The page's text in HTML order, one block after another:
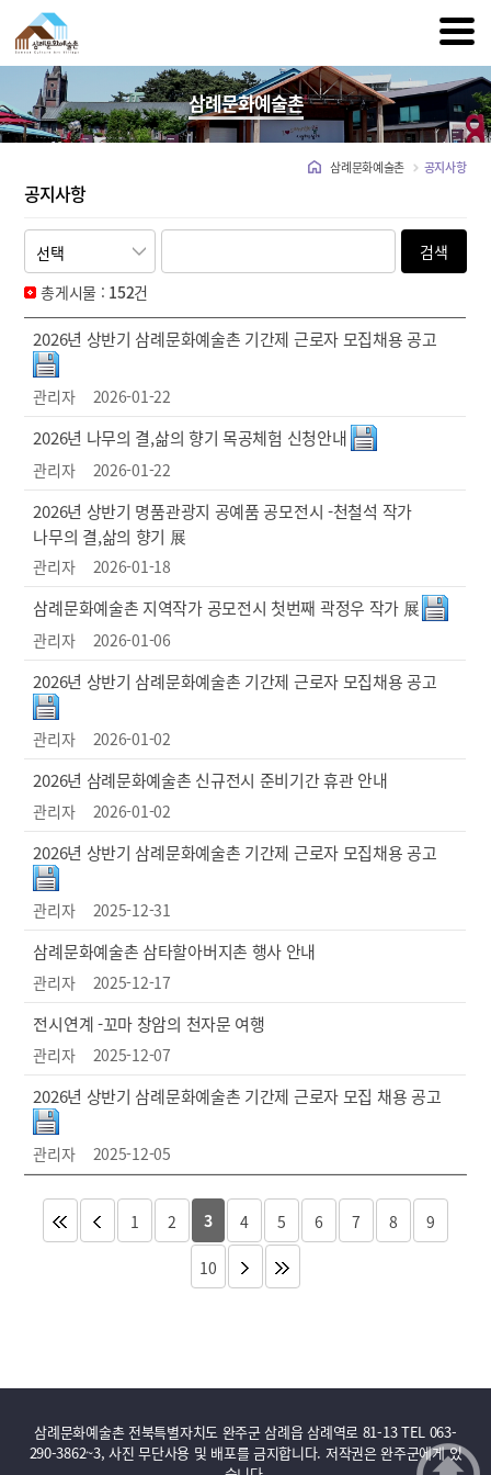
삼례문화예술촌
삼례문화예술촌 공지사항
공지사항
검색
총게시물 : 152건
2026년 상반기 삼례문화예술촌 기간제 근로자 모집채용 공고
관리자 2026-01-22
2026년 나무의 결,삶의 향기 목공체험 신청안내
관리자 2026-01-22
2026년 상반기 명품관광지 공예품 공모전시 -천철석 작가
나무의 결,삶의 향기 展
관리자 2026-01-18
삼례문화예술촌 지역작가 공모전시 첫번째 곽정우 작가 展
관리자 2026-01-06
2026년 상반기 삼례문화예술촌 기간제 근로자 모집채용 공고
관리자 2026-01-02
2026년 삼례문화예술촌 신규전시 준비기간 휴관 안내
관리자 2026-01-02
2026년 상반기 삼례문화예술촌 기간제 근로자 모집채용 공고
관리자 2025-12-31
삼례문화예술촌 삼타할아버지촌 행사 안내
관리자 2025-12-17
전시연계 -꼬마 창암의 천자문 여행
관리자 2025-12-07
2026년 상반기 삼례문화예술촌 기간제 근로자 모집 채용 공고
관리자 2025-12-05
1 2 3 4 5 6 7 8 9
10
삼례문화예술촌 전북특별자치도 완주군 삼례읍 삼례역로 81-13 TEL 063-
290-3862~3, 사진 무단사용 및 배포를 금지합니다. 저작권은 완주군에게 있